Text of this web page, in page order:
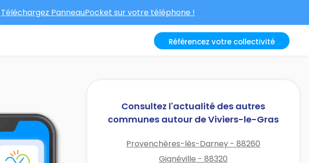
Téléchargez PanneauPocket sur votre téléphone !
Référencez votre collectivité
Consultez l'actualité des autres
communes autour de Viviers-le-Gras
Provenchères-lès-Darney - 88260
Gignéville - 88320